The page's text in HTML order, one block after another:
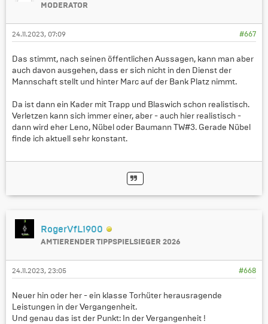
MODERATOR
#667
24.11.2023, 07:09
Das stimmt, nach seinen öffentlichen Aussagen, kann man aber
auch davon ausgehen, dass er sich nicht in den Dienst der
Mannschaft stellt und hinter Marc auf der Bank Platz nimmt.
Da ist dann ein Kader mit Trapp und Blaswich schon realistisch.
Verletzen kann sich immer einer, aber - auch hier realistisch -
dann wird eher Leno, Nübel oder Baumann TW#3. Gerade Nübel
finde ich aktuell sehr konstant.
RogerVfL1900
AMTIERENDER TIPPSPIELSIEGER 2026
#668
24.11.2023, 23:05
Neuer hin oder her - ein klasse Torhüter herausragende
Leistungen in der Vergangenheit.
Und genau das ist der Punkt: In der Vergangenheit !